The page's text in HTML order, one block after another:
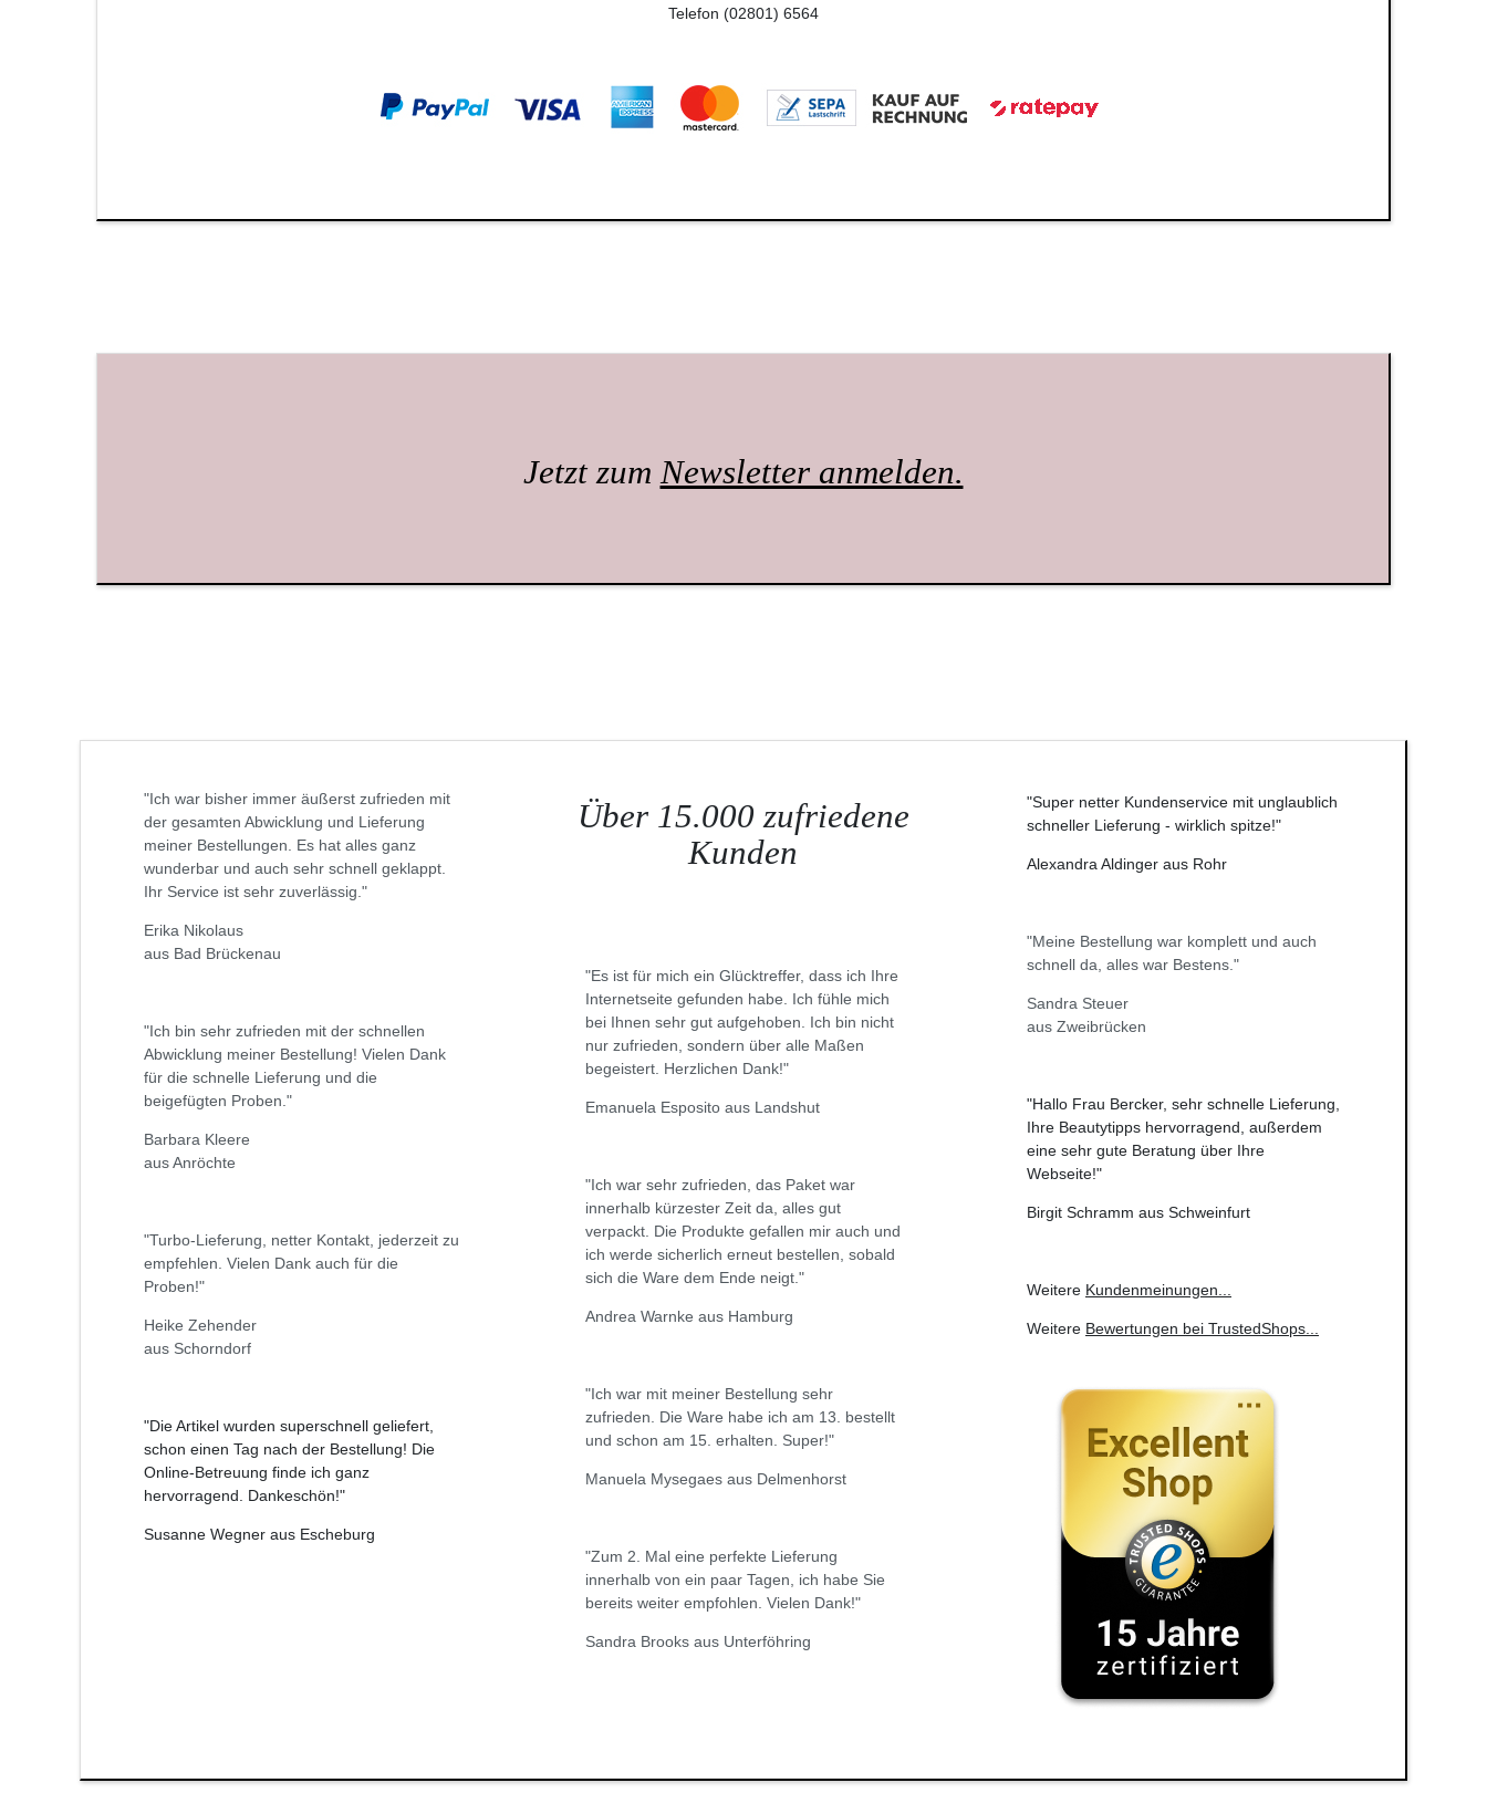
Telefon (02801) 6564
Jetzt zum Newsletter anmelden.
"Ich war bisher immer äußerst zufrieden mit
der gesamten Abwicklung und Lieferung
meiner Bestellungen. Es hat alles ganz
wunderbar und auch sehr schnell geklappt.
Ihr Service ist sehr zuverlässig."
Erika Nikolaus
aus Bad Brückenau
"Ich bin sehr zufrieden mit der schnellen
Abwicklung meiner Bestellung! Vielen Dank
für die schnelle Lieferung und die
beigefügten Proben."
Barbara Kleere
aus Anröchte
"Turbo-Lieferung, netter Kontakt, jederzeit zu
empfehlen. Vielen Dank auch für die
Proben!"
Heike Zehender
aus Schorndorf
"Die Artikel wurden superschnell geliefert,
schon einen Tag nach der Bestellung! Die
Online-Betreuung finde ich ganz
hervorragend. Dankeschön!"
Susanne Wegner aus Escheburg
Über 15.000 zufriedene
Kunden
"Es ist für mich ein Glücktreffer, dass ich Ihre
Internetseite gefunden habe. Ich fühle mich
bei Ihnen sehr gut aufgehoben. Ich bin nicht
nur zufrieden, sondern über alle Maßen
begeistert. Herzlichen Dank!"
Emanuela Esposito aus Landshut
"Ich war sehr zufrieden, das Paket war
innerhalb kürzester Zeit da, alles gut
verpackt. Die Produkte gefallen mir auch und
ich werde sicherlich erneut bestellen, sobald
sich die Ware dem Ende neigt."
Andrea Warnke aus Hamburg
"Ich war mit meiner Bestellung sehr
zufrieden. Die Ware habe ich am 13. bestellt
und schon am 15. erhalten. Super!"
Manuela Mysegaes aus Delmenhorst
"Zum 2. Mal eine perfekte Lieferung
innerhalb von ein paar Tagen, ich habe Sie
bereits weiter empfohlen. Vielen Dank!"
Sandra Brooks aus Unterföhring
"Super netter Kundenservice mit unglaublich
schneller Lieferung - wirklich spitze!"
Alexandra Aldinger aus Rohr
"Meine Bestellung war komplett und auch
schnell da, alles war Bestens."
Sandra Steuer
aus Zweibrücken
"Hallo Frau Bercker, sehr schnelle Lieferung,
Ihre Beautytipps hervorragend, außerdem
eine sehr gute Beratung über Ihre
Webseite!"
Birgit Schramm aus Schweinfurt
Weitere Kundenmeinungen
Weitere Bewertungen bei TrustedShops